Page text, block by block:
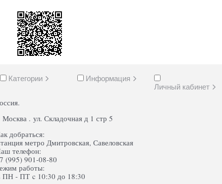
Категории
Информация
Личный кабинет
Москва . ул. Складочная д 1 стр 5
добраться:
метро Дмитровская, Савеловская
телефон:
(995) 901-08-80
работы:
ПН - ПТ c 10:30 до 18:30